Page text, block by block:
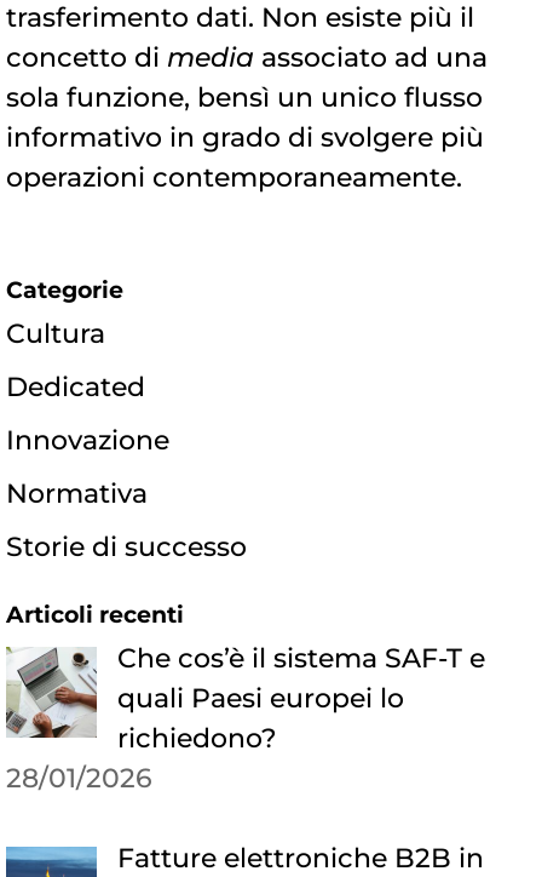
trasferimento dati. Non esiste più il
concetto di media associato ad una
sola funzione, bensì un unico flusso
informativo in grado di svolgere più
operazioni contemporaneamente.
Categorie
Cultura
Dedicated
Innovazione
Normativa
Storie di successo
Articoli recenti
Che cos’è il sistema SAF-T e
quali Paesi europei lo
richiedono?
28/01/2026
Fatture elettroniche B2B in